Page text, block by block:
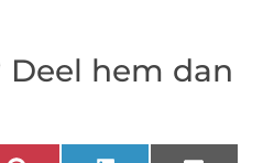
Deel hem dan